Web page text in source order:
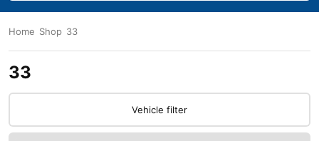
Home Shop 33
33
Vehicle filter